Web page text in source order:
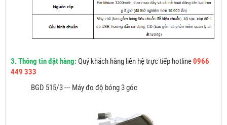
3. Thông tin đặt hàng:Quý khách hàng liên hệ trực tiếp hotline0966
449 333
BGD 515/3 --- Máy đo độ bóng 3 góc